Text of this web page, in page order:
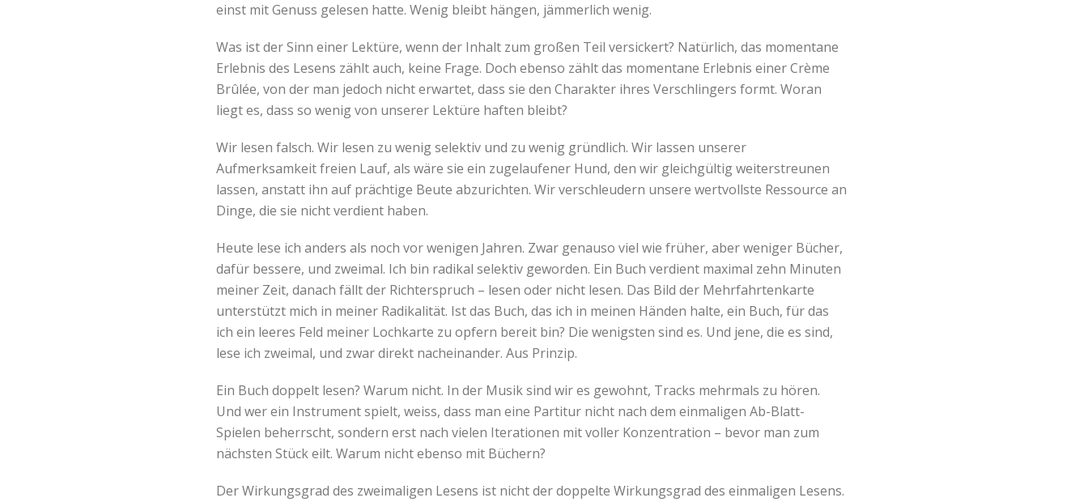
einst mit Genuss gelesen hatte. Wenig bleibt hängen, jämmerlich wenig.
Was ist der Sinn einer Lektüre, wenn der Inhalt zum großen Teil versickert? Natürlich, das momentane
Erlebnis des Lesens zählt auch, keine Frage. Doch ebenso zählt das momentane Erlebnis einer Crème
Brûlée, von der man jedoch nicht erwartet, dass sie den Charakter ihres Verschlingers formt. Woran
liegt es, dass so wenig von unserer Lektüre haften bleibt?
Wir lesen falsch. Wir lesen zu wenig selektiv und zu wenig gründlich. Wir lassen unserer
Aufmerksamkeit freien Lauf, als wäre sie ein zugelaufener Hund, den wir gleichgültig weiterstreunen
lassen, anstatt ihn auf prächtige Beute abzurichten. Wir verschleudern unsere wertvollste Ressource an
Dinge, die sie nicht verdient haben.
Heute lese ich anders als noch vor wenigen Jahren. Zwar genauso viel wie früher, aber weniger Bücher,
dafür bessere, und zweimal. Ich bin radikal selektiv geworden. Ein Buch verdient maximal zehn Minuten
meiner Zeit, danach fällt der Richterspruch – lesen oder nicht lesen. Das Bild der Mehrfahrtenkarte
unterstützt mich in meiner Radikalität. Ist das Buch, das ich in meinen Händen halte, ein Buch, für das
ich ein leeres Feld meiner Lochkarte zu opfern bereit bin? Die wenigsten sind es. Und jene, die es sind,
lese ich zweimal, und zwar direkt nacheinander. Aus Prinzip.
Ein Buch doppelt lesen? Warum nicht. In der Musik sind wir es gewohnt, Tracks mehrmals zu hören.
Und wer ein Instrument spielt, weiss, dass man eine Partitur nicht nach dem einmaligen Ab-Blatt-
Spielen beherrscht, sondern erst nach vielen Iterationen mit voller Konzentration – bevor man zum
nächsten Stück eilt. Warum nicht ebenso mit Büchern?
Der Wirkungsgrad des zweimaligen Lesens ist nicht der doppelte Wirkungsgrad des einmaligen Lesens.